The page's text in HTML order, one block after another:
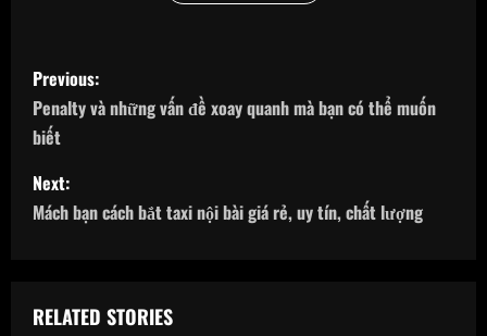
P
o
s
t
a
Previous:
Penalty và những vấn đề xoay quanh mà bạn có thể muốn
biết
Next:
Mách bạn cách bắt taxi nội bài giá rẻ, uy tín, chất lượng
RELATED STORIES